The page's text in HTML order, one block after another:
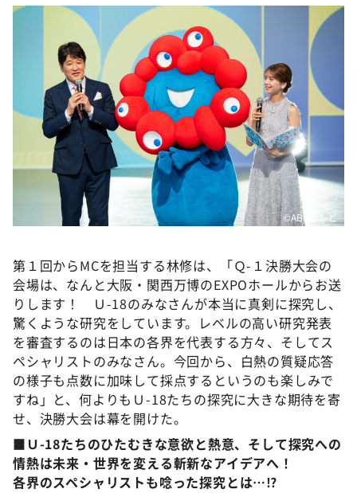
©ABCテレビ
第１回からMCを担当する林修は、「Ｑ-１決勝大会の
会場は、なんと大阪・関西万博のEXPOホールからお送
りします！ Ｕ-18のみなさんが本当に真剣に探究し、
驚くような研究をしています。レベルの高い研究発表
を審査するのは日本の各界を代表する方々、そしてス
ペシャリストのみなさん。今回から、白熱の質疑応答
の様子も点数に加味して採点するというのも楽しみで
すね」と、何よりもＵ-18たちの探究に大きな期待を寄
せ、決勝大会は幕を開けた。
■ Ｕ-18たちのひたむきな意欲と熱意、そして探究への
情熱は未来・世界を変える斬新なアイデアへ！
各界のスペシャリストも唸った探究とは…⁉